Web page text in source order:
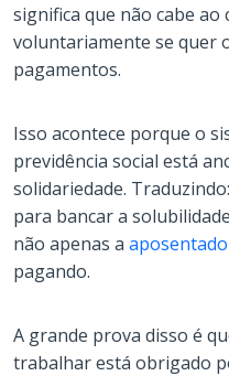
significa que não cabe
voluntariamente se quer
pagamentos.
Isso acontece porque o
previdência social está
solidariedade.
para bancar a
não apenas a
pagando.
A grande prova disso é
trabalhar está obrigado